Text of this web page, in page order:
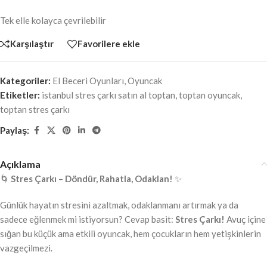
Tek elle kolayca çevrilebilir
Karşılaştır Favorilere ekle
Kategoriler: El Beceri Oyunları,Oyuncak
Etiketler: istanbul stres çarkı satın al toptan,toptan oyuncak,
toptan stres çarkı
Paylaş:
Açıklama
🌀 Stres Çarkı – Döndür, Rahatla, Odaklan! ✨
Günlük hayatın stresini azaltmak, odaklanmanı artırmak ya da
sadece eğlenmek mi istiyorsun? Cevap basit: Stres Çarkı! Avuç içine
sığan bu küçük ama etkili oyuncak, hem çocukların hem yetişkinlerin
vazgeçilmezi.